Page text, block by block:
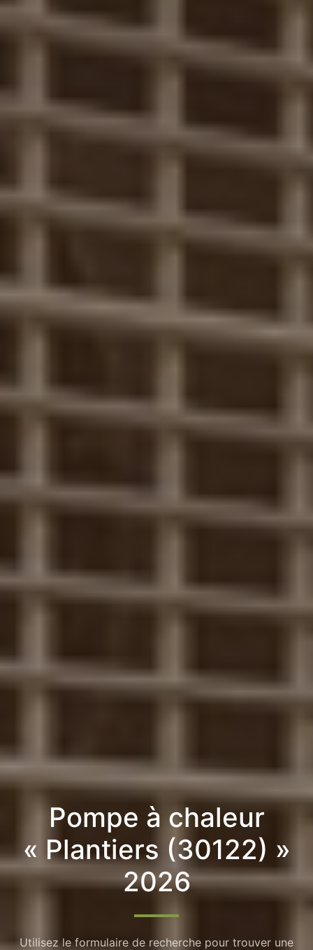
Pompe à chaleur
« Plantiers (30122) »
2026
Utilisez le formulaire de recherche pour trouver une